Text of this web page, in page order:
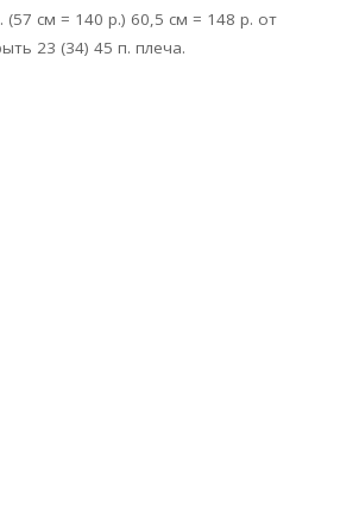
(57 см = 140 р.) 60,5 см = 148 р. от
23 (34) 45 п. плеча.